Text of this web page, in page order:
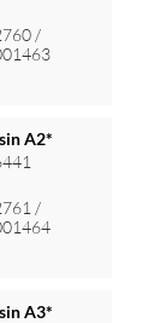
priser
/
priser
A2*
/
A3*